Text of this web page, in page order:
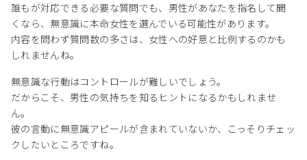
誰もが対応できる必要な質問でも、男性があなたを指名して聞
くなら、無意識に本命女性を選んでいる可能性があります。
内容を問わず質問数の多さは、女性への好意と比例するのかも
しれませんね。
無意識な行動はコントロールが難しいでしょう。
だからこそ、男性の気持ちを知るヒントになるかもしれませ
ん。
彼の言動に無意識アピールが含まれていないか、こっそりチェッ
クしたいところですね。